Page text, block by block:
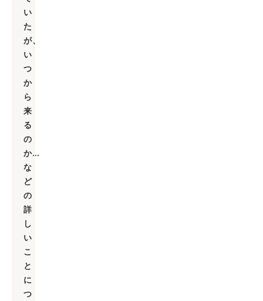
い
た
が、
い
つ
か
ら
来
る
の
か…
な
ど
の
詳
し
い
こ
と
に
つ